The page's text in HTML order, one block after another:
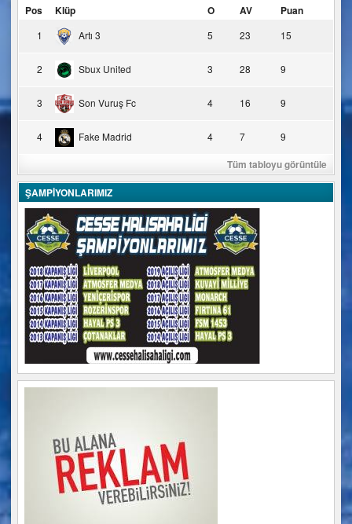
Pos Klüp O AV Puan
1 Artı 3 5 23 15
2 Sbux United 3 28 9
3 Son Vuruş Fc 4 16 9
4 Fake Madrid 4 7 9
Tüm tabloyu görüntüle
ŞAMPİYONLARIMIZ